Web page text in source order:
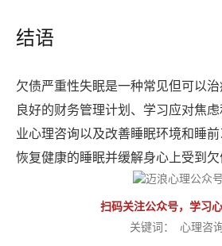
结语
欠债严重性失眠是一种常见但可以
良好的财务管理计划、学习应对焦
业心理咨询以及改善睡眠环境和睡
恢复健康的睡眠并缓解身心上受到欠
扫码关注公众号，学习
关键词：
心理咨